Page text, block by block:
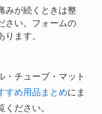
みが続くときは整
さい。フォームの
ます。
・チューブ・マット
すめ用品まとめにま
ださい。